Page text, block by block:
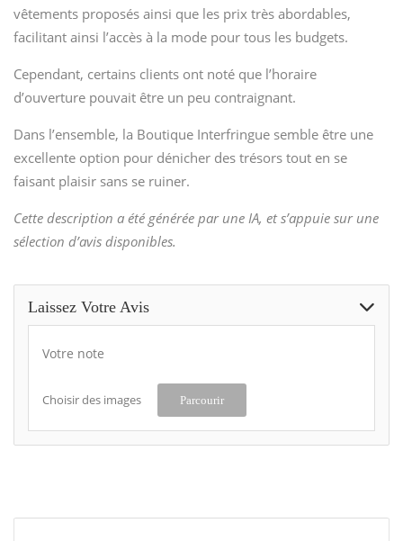
vêtements proposés ainsi que les prix très abordables,
facilitant ainsi l’accès à la mode pour tous les budgets.
Cependant, certains clients ont noté que l’horaire
d’ouverture pouvait être un peu contraignant.
Dans l’ensemble, la Boutique Interfringue semble être une
excellente option pour dénicher des trésors tout en se
faisant plaisir sans se ruiner.
Cette description a été générée par une IA, et s’appuie sur une
sélection d’avis disponibles.
Laissez Votre Avis
Votre note
Choisir des images Parcourir